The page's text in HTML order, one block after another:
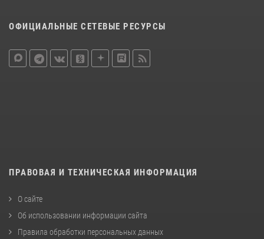
ОФИЦИАЛЬНЫЕ СЕТЕВЫЕ РЕСУРСЫ
ПРАВОВАЯ И ТЕХНИЧЕСКАЯ ИНФОРМАЦИЯ
О сайте
Об использовании информации сайта
Правила обработки персональных данных